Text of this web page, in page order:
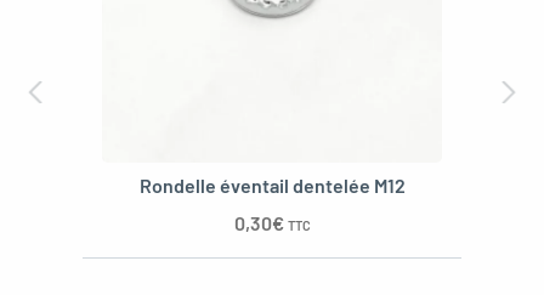
Rondelle éventail dentelée M12
0,30€ TTC